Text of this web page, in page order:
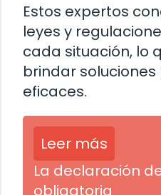
Estos expertos
leyes y
cada situación, lo
brindar soluciones
eficaces.
Leer más
La declaración
obligatoria